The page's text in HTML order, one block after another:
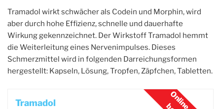
Tramadol wirkt schwächer als Codein und Morphin, wird
aber durch hohe Effizienz, schnelle und dauerhafte
Wirkung gekennzeichnet. Der Wirkstoff Tramadol hemmt
die Weiterleitung eines Nervenimpulses. Dieses
Schmerzmittel wird in folgenden Darreichungsformen
hergestellt: Kapseln, Lösung, Tropfen, Zäpfchen, Tabletten.
Tramadol